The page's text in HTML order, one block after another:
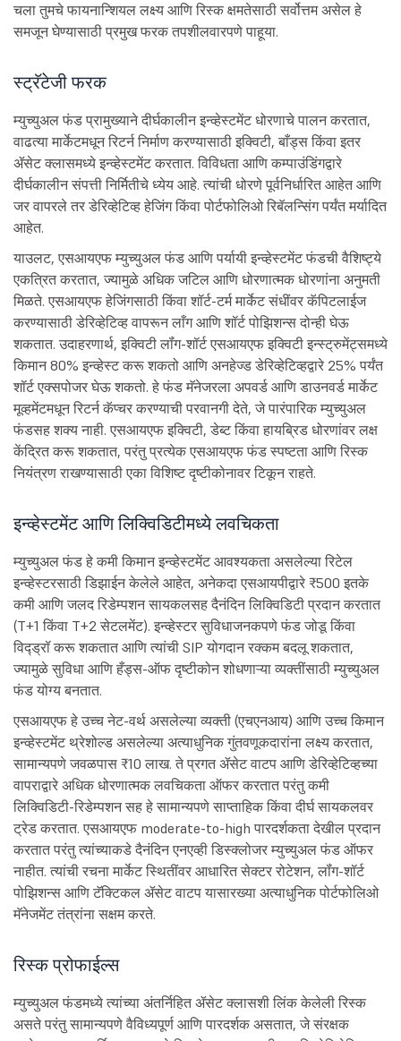
चला तुमचे फायनान्शियल लक्ष्य आणि रिस्क क्षमतेसाठी सर्वोत्तम असेल हे
समजून घेण्यासाठी प्रमुख फरक तपशीलवारपणे पाहूया.
स्ट्रॅटेजी फरक
म्युच्युअल फंड प्रामुख्याने दीर्घकालीन इन्व्हेस्टमेंट धोरणाचे पालन करतात,
वाढत्या मार्केटमधून रिटर्न निर्माण करण्यासाठी इक्विटी, बाँड्स किंवा इतर
ॲसेट क्लासमध्ये इन्व्हेस्टमेंट करतात. विविधता आणि कम्पाउंडिंगद्वारे
दीर्घकालीन संपत्ती निर्मितीचे ध्येय आहे. त्यांची धोरणे पूर्वनिर्धारित आहेत आणि
जर वापरले तर डेरिव्हेटिव्ह हेजिंग किंवा पोर्टफोलिओ रिबॅलन्सिंग पर्यंत मर्यादित
आहेत.
याउलट, एसआयएफ म्युच्युअल फंड आणि पर्यायी इन्व्हेस्टमेंट फंडची वैशिष्ट्ये
एकत्रित करतात, ज्यामुळे अधिक जटिल आणि धोरणात्मक धोरणांना अनुमती
मिळते. एसआयएफ हेजिंगसाठी किंवा शॉर्ट-टर्म मार्केट संधींवर कॅपिटलाईज
करण्यासाठी डेरिव्हेटिव्ह वापरून लाँग आणि शॉर्ट पोझिशन्स दोन्ही घेऊ
शकतात. उदाहरणार्थ, इक्विटी लॉंग-शॉर्ट एसआयएफ इक्विटी इन्स्ट्रुमेंट्समध्ये
किमान 80% इन्व्हेस्ट करू शकतो आणि अनहेज्ड डेरिव्हेटिव्हद्वारे 25% पर्यंत
शॉर्ट एक्सपोजर घेऊ शकतो. हे फंड मॅनेजरला अपवर्ड आणि डाउनवर्ड मार्केट
मूव्हमेंटमधून रिटर्न कॅप्चर करण्याची परवानगी देते, जे पारंपारिक म्युच्युअल
फंडसह शक्य नाही. एसआयएफ इक्विटी, डेब्ट किंवा हायब्रिड धोरणांवर लक्ष
केंद्रित करू शकतात, परंतु प्रत्येक एसआयएफ फंड स्पष्टता आणि रिस्क
नियंत्रण राखण्यासाठी एका विशिष्ट दृष्टीकोनावर टिकून राहते.
इन्व्हेस्टमेंट आणि लिक्विडिटीमध्ये लवचिकता
म्युच्युअल फंड हे कमी किमान इन्व्हेस्टमेंट आवश्यकता असलेल्या रिटेल
इन्व्हेस्टरसाठी डिझाईन केलेले आहेत, अनेकदा एसआयपीद्वारे ₹500 इतके
कमी आणि जलद रिडेम्पशन सायकलसह दैनंदिन लिक्विडिटी प्रदान करतात
(T+1 किंवा T+2 सेटलमेंट). इन्व्हेस्टर सुविधाजनकपणे फंड जोडू किंवा
विद्ड्रॉ करू शकतात आणि त्यांची SIP योगदान रक्कम बदलू शकतात,
ज्यामुळे सुविधा आणि हँड्स-ऑफ दृष्टीकोन शोधणाऱ्या व्यक्तींसाठी म्युच्युअल
फंड योग्य बनतात.
एसआयएफ हे उच्च नेट-वर्थ असलेल्या व्यक्ती (एचएनआय) आणि उच्च किमान
इन्व्हेस्टमेंट थ्रेशोल्ड असलेल्या अत्याधुनिक गुंतवणूकदारांना लक्ष्य करतात,
सामान्यपणे जवळपास ₹10 लाख. ते प्रगत ॲसेट वाटप आणि डेरिव्हेटिव्हच्या
वापराद्वारे अधिक धोरणात्मक लवचिकता ऑफर करतात परंतु कमी
लिक्विडिटी-रिडेम्पशन सह हे सामान्यपणे साप्ताहिक किंवा दीर्घ सायकलवर
ट्रेड करतात. एसआयएफ moderate-to-high पारदर्शकता देखील प्रदान
करतात परंतु त्यांच्याकडे दैनंदिन एनएव्ही डिस्क्लोजर म्युच्युअल फंड ऑफर
नाहीत. त्यांची रचना मार्केट स्थितींवर आधारित सेक्टर रोटेशन, लॉंग-शॉर्ट
पोझिशन्स आणि टॅक्टिकल ॲसेट वाटप यासारख्या अत्याधुनिक पोर्टफोलिओ
मॅनेजमेंट तंत्रांना सक्षम करते.
रिस्क प्रोफाईल्स
म्युच्युअल फंडमध्ये त्यांच्या अंतर्निहित ॲसेट क्लासशी लिंक केलेली रिस्क
असते परंतु सामान्यपणे वैविध्यपूर्ण आणि पारदर्शक असतात, जे संरक्षक